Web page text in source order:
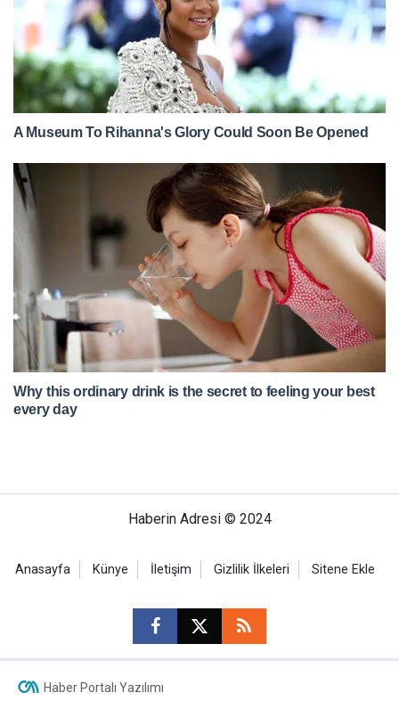
Haberin Adresi © 2024
Anasayfa Künye İletişim Gizlilik İlkeleri Sitene Ekle
Haber Portalı Yazılımı